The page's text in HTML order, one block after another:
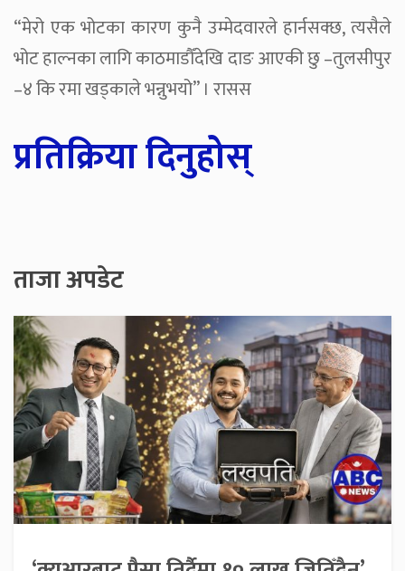
“मेरो एक भोटका कारण कुनै उम्मेदवारले हार्नसक्छ, त्यसैले
भोट हाल्नका लागि काठमाडौँदेखि दाङ आएकी छु –तुलसीपुर
–४ कि रमा खड्काले भन्नुभयो” । रासस
प्रतिक्रिया दिनुहोस्
ताजा अपडेट